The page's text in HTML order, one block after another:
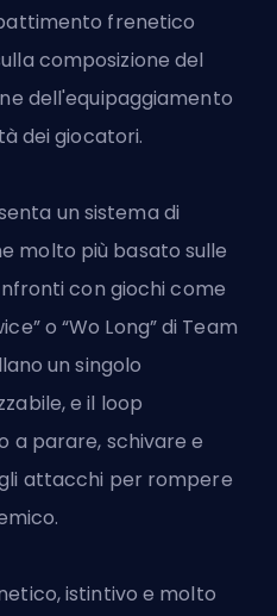
frenetico
composizione del
dell'equipaggiamento
dei giocatori.
un sistema di
molto più basato sulle
con giochi come
o “Wo Long” di Team
un singolo
e il loop
a parare, schivare e
attacchi per rompere
istintivo e molto